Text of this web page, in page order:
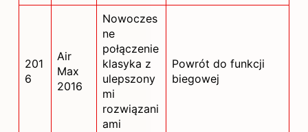
201
6
Air
Max
2016
Nowoczes
ne
połączenie
klasyka z
ulepszony
mi
rozwiązani
ami
Powrót do funkcji
biegowej